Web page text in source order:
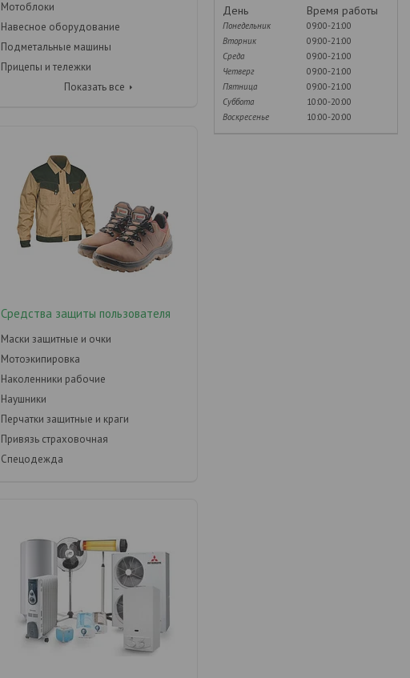
Мотоблоки
Навесное оборудование
Подметальные машины
Прицепы и тележки
Показать все
Средства защиты пользователя
Маски защитные и очки
Мотоэкипировка
Наколенники рабочие
Наушники
Перчатки защитные и краги
Привязь страховочная
Спецодежда
День
Время работы
Понедельник
09:00-21:00
Вторник
09:00-21:00
Среда
09:00-21:00
Четверг
09:00-21:00
Пятница
09:00-21:00
Суббота
10:00-20:00
Воскресенье
10:00-20:00